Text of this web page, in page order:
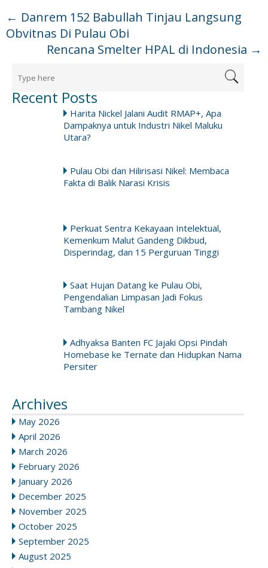
← Danrem 152 Babullah Tinjau Langsung
Obvitnas Di Pulau Obi
Rencana Smelter HPAL di Indonesia →
Recent Posts
Harita Nickel Jalani Audit RMAP+, Apa
Dampaknya untuk Industri Nikel Maluku
Utara?
Pulau Obi dan Hilirisasi Nikel: Membaca
Fakta di Balik Narasi Krisis
Perkuat Sentra Kekayaan Intelektual,
Kemenkum Malut Gandeng Dikbud,
Disperindag, dan 15 Perguruan Tinggi
Saat Hujan Datang ke Pulau Obi,
Pengendalian Limpasan Jadi Fokus
Tambang Nikel
Adhyaksa Banten FC Jajaki Opsi Pindah
Homebase ke Ternate dan Hidupkan Nama
Persiter
Archives
May 2026
April 2026
March 2026
February 2026
January 2026
December 2025
November 2025
October 2025
September 2025
August 2025